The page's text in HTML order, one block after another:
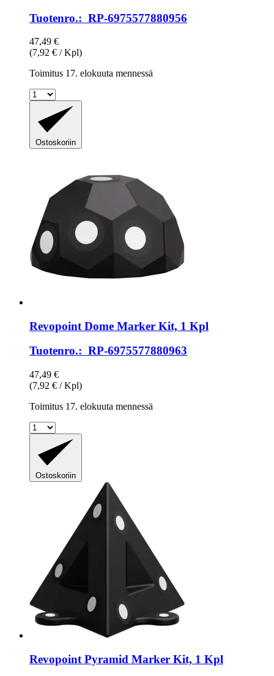
Tuotenro.: RP-6975577880956
47,49 €
(7,92 € / Kpl)
Toimitus 17. elokuuta mennessä
Ostoskoriin
Revopoint Dome Marker Kit, 1 Kpl
Tuotenro.: RP-6975577880963
47,49 €
(7,92 € / Kpl)
Toimitus 17. elokuuta mennessä
Ostoskoriin
Revopoint Pyramid Marker Kit, 1 Kpl